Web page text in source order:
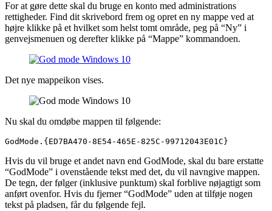
For at gøre dette skal du bruge en konto med administrations
rettigheder. Find dit skrivebord frem og opret en ny mappe ved at
højre klikke på et hvilket som helst tomt område, peg på “Ny” i
genvejsmenuen og derefter klikke på “Mappe” kommandoen.
Det nye mappeikon vises.
Nu skal du omdøbe mappen til følgende:
GodMode.{ED7BA470-8E54-465E-825C-99712043E01C}
Hvis du vil bruge et andet navn end GodMode, skal du bare erstatte
“GodMode” i ovenstående tekst med det, du vil navngive mappen.
De tegn, der følger (inklusive punktum) skal forblive nøjagtigt som
anført ovenfor. Hvis du fjerner “GodMode” uden at tilføje nogen
tekst på pladsen, får du følgende fejl.